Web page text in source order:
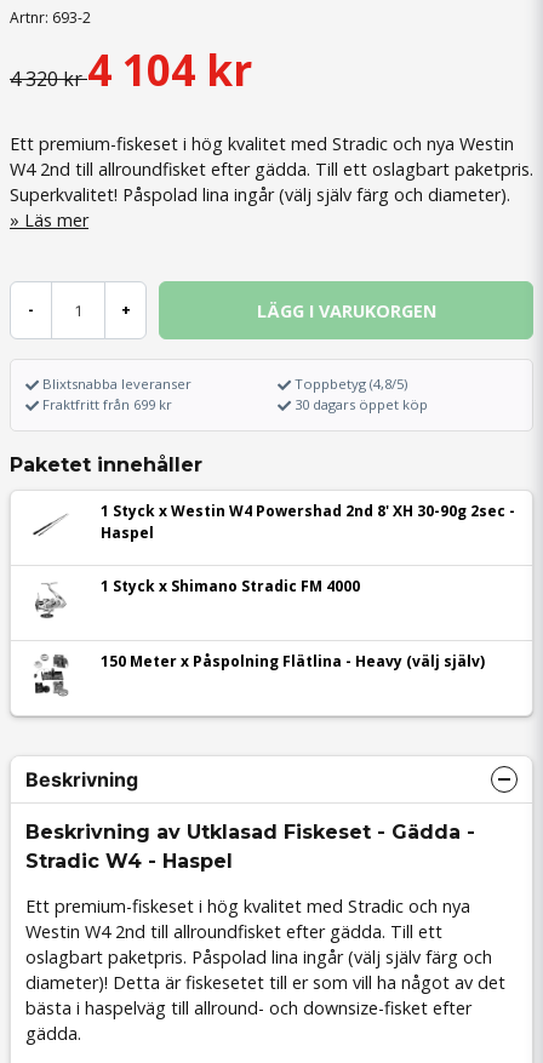
Artnr: 693-2
4 320 kr4 104 kr
Ett premium-fiskeset i hög kvalitet med Stradic och nya Westin
W4 2nd till allroundfisket efter gädda. Till ett oslagbart paketpris.
Superkvalitet! Påspolad lina ingår (välj själv färg och diameter).
Läs mer
- + LÄGG I VARUKORGEN
Blixtsnabba leveranser
Fraktfritt från 699 kr
Toppbetyg (4,8/5)
30 dagars öppet köp
Paketet innehåller
1 Styck x Westin W4 Powershad 2nd 8' XH 30-90g 2sec -
Haspel
1 Styck x Shimano Stradic FM 4000
150 Meter x Påspolning Flätlina - Heavy (välj själv)
Beskrivning
Beskrivning av Utklasad Fiskeset - Gädda -
Stradic W4 - Haspel
Ett premium-fiskeset i hög kvalitet med Stradic och nya
Westin W4 2nd till allroundfisket efter gädda. Till ett
oslagbart paketpris. Påspolad lina ingår (välj själv färg och
diameter)! Detta är fiskesetet till er som vill ha något av det
bästa i haspelväg till allround- och downsize-fisket efter
gädda.